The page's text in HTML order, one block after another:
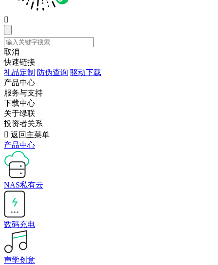

取消
快速链接
礼品定制 防伪查询 驱动下载
产品中心
服务与支持
下载中心
关于绿联
投资者关系
 返回主菜单
产品中心
NAS私有云
数码充电
声学创意